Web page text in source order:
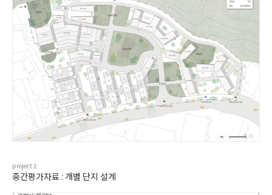
project2
중간평가자료 : 개별 단지 설계